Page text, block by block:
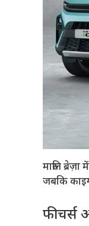
मारुति
जबकि
फीचर्स